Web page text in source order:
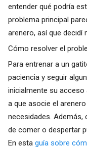
entender qué podría
problema principal
arenero, así que decidí
Cómo resolver el
Para entrenar a un
paciencia y seguir
inicialmente su acceso
a que asocie el
necesidades. Además,
de comer o despertar
En esta guía sobre